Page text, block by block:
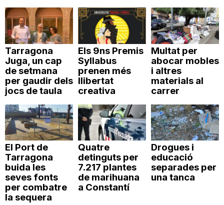
t
d
T
a
r
Tarragona
Juga, un cap
de setmana
per gaudir dels
jocs de taula
Els 9ns Premis
Syllabus
prenen més
llibertat
creativa
Multat per
abocar mobles
i altres
materials al
carrer
El Port de
Tarragona
buida les
seves fonts
per combatre
la sequera
Quatre
detinguts per
7.217 plantes
de marihuana
a Constantí
Drogues i
educació
separades per
una tanca